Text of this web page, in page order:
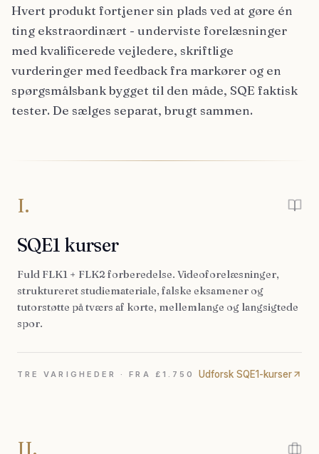
Hvert produkt fortjener sin plads ved at gøre én
ting ekstraordinært - underviste forelæsninger
med kvalificerede vejledere, skriftlige
vurderinger med feedback fra markører og en
spørgsmålsbank bygget til den måde, SQE faktisk
tester. De sælges separat, brugt sammen.
I.
SQE1 kurser
Fuld FLK1 + FLK2 forberedelse. Videoforelæsninger,
struktureret studiemateriale, falske eksamener og
tutorstøtte på tværs af korte, mellemlange og langsigtede
spor.
TRE VARIGHEDER · FRA £1.750 Udforsk SQE1-kurser
II.